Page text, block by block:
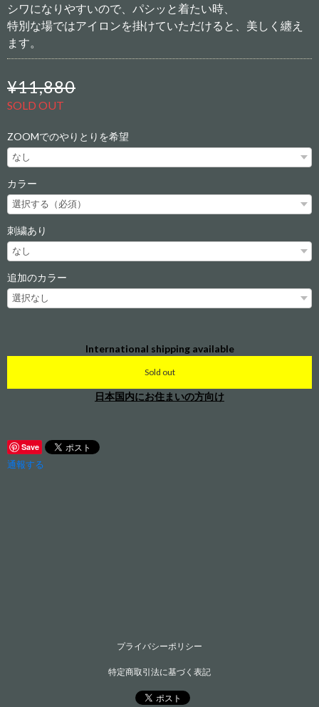
シワになりやすいので、パシッと着たい時、
特別な場ではアイロンを掛けていただけると、美しく纏え
ます。
¥11,880
SOLD OUT
ZOOMでのやりとりを希望
カラー
刺繍あり
追加のカラー
International shipping available
Sold out
日本国内にお住まいの方向け
Save
通報する
プライバシーポリシー
特定商取引法に基づく表記